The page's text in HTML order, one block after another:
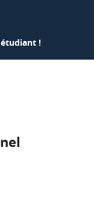
étudiant !